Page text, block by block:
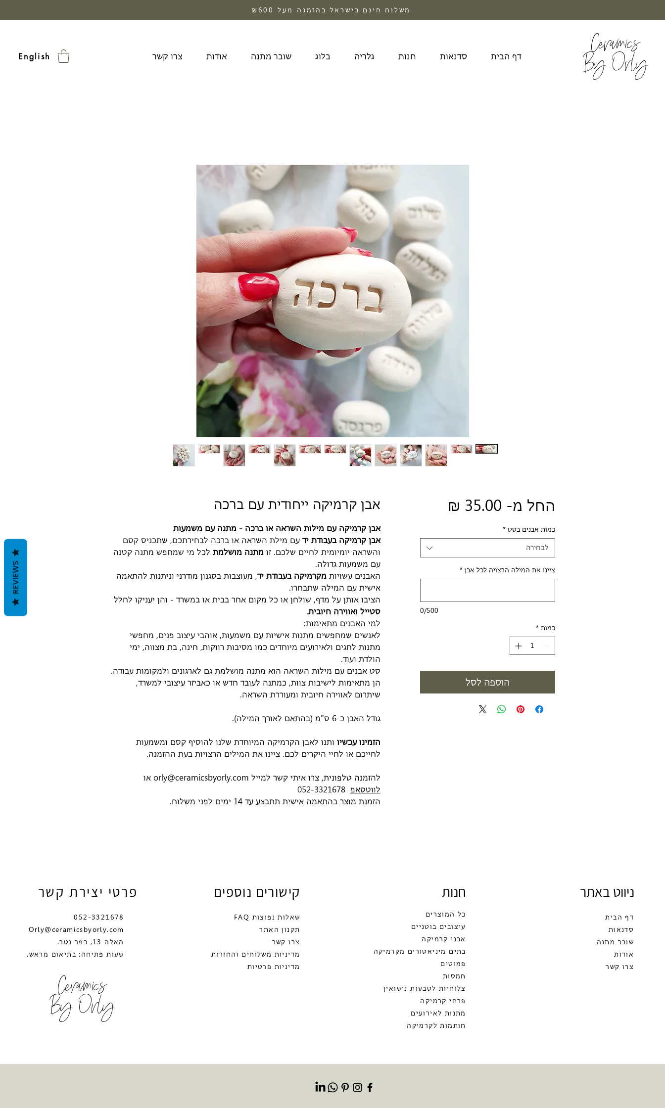
משלוח חינם בישראל בהזמנה מעל ₪600
English דף הבית סדנאות חנות גלריה בלוג שובר מתנה אודות צרו קשר
Ceramics
By Orly
אבן קרמיקה ייחודית עם ברכה
אבן קרמיקה עם מילות השראה או ברכה - מתנה עם משמעות
אבן קרמיקה בעבודת יד עם מילת השראה או ברכה לבחירתכם, שתכניס קסם
והשראה יומיומית לחיים שלכם. זומתנה מושלמת לכל מי שמחפש מתנה קטנה
עם משמעות גדולה.
האבנים עשויותמקרמיקה בעבודת יד, מעוצבות בסגנון מודרני וניתנות להתאמה
אישית עם המילה שתבחרו.
הציבו אותן על מדף, שולחן או כל מקום אחר בבית או במשרד - והן יעניקו לחלל
סטייל ואווירה חיובית.
למי האבנים מתאימות:
לאנשים שמחפשים מתנות אישיות עם משמעות, אוהבי עיצוב פנים, מחפשי
מתנות לחגים ולאירועים מיוחדים כמו מסיבות רווקות, חינה, בת מצווה, ימי
הולדת ועוד.
סט אבנים עם מילות השראה הוא מתנה מושלמת גם לארגונים ולמקומות עבודה.
הן מתאימות לישיבות צוות, כמתנה לעובד חדש או כאביזר עיצובי למשרד,
שיתרום לאווירה חיובית ומעוררת השראה.
גודל האבן כ-6 ס"מ (בהתאם לאורך המילה).
הזמינו עכשיו ותנו לאבן הקרמיקה המיוחדת שלנו להוסיף קסם ומשמעות
לחייכם או לחיי היקרים לכם. ציינו את המילים הרצויות בעת ההזמנה.
להזמנה טלפונית, צרו איתי קשר למייל orly@ceramicsbyorly.com או
לווטסאפ 052-3321678
הזמנת מוצר בהתאמה אישית תתבצע עד 14 ימים לפני משלוח.
החל מ- 35.00 ₪
כמות אבנים בסט *
לבחירה
ציינו את המילה הרצויה לכל אבן *
0/500
כמות *
הוספה לסל
פרטי יצירת קשר
052-3321678
Orly@ceramicsbyorly.com
האלה 13, כפר נטר.
שעות פתיחה: בתיאום מראש.
Ceramics
By Orly
קישורים נוספים
שאלות נפוצות FAQ
תקנון האתר
צרו קשר
מדיניות משלוחים והחזרות
מדיניות פרטיות
חנות
כל המוצרים
עיצובים בוטניים
אבני קרמיקה
בתים מיניאטורים מקרמיקה
פמוטים
חמסות
צלוחיות לטבעות נישואין
פרחי קרמיקה
מתנות לאירועים
חותמות לקרמיקה
ניווט באתר
דף הבית
סדנאות
שובר מתנה
אודות
צרו קשר
REVIEWS